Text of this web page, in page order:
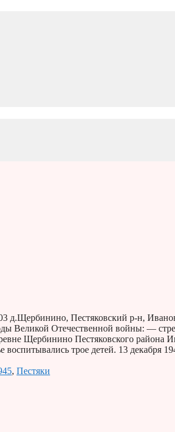
д.Щербинино, Пестяковский р-н,
Великой Отечественной войны: —
Щербинино Пестяковского района
воспитывались трое детей. 13 декабря
, Пестяки